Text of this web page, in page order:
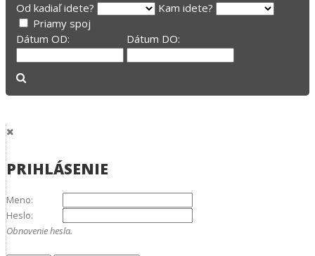
Od kadiaľ idete?
Kam idete?
Priamy spoj
Dátum OD:
Dátum DO:
PRIHLÁSENIE
Meno:
Heslo:
Obnovenie hesla.